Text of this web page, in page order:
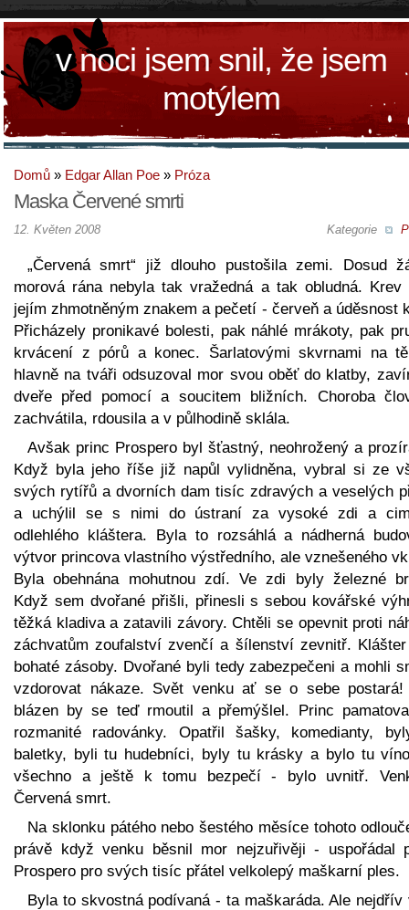
v noci jsem snil, že jsem
motýlem
Domů » Edgar Allan Poe » Próza
Maska Červené smrti
Kategorie
12. Květen 2008
„Červená smrt“ již dlouho pustošila zemi. Dosud
morová rána nebyla tak vražedná a tak obludná. Krev
jejím zhmotněným znakem a pečetí - červeň a úděsnost
Přicházely pronikavé bolesti, pak náhlé mrákoty, pak
krvácení z pórů a konec. Šarlatovými skvrnami na
hlavně na tváři odsuzoval mor svou oběť do klatby,
dveře před pomocí a soucitem bližních. Choroba
zachvátila, rdousila a v půlhodině sklála.
Avšak princ Prospero byl šťastný, neohrožený a
Když byla jeho říše již napůl vylidněna, vybral si ze
svých rytířů a dvorních dam tisíc zdravých a veselých
a uchýlil se s nimi do ústraní za vysoké zdi a
odlehlého kláštera. Byla to rozsáhlá a nádherná
výtvor princova vlastního výstředního, ale vznešeného
Byla obehnána mohutnou zdí. Ve zdi byly železné
Když sem dvořané přišli, přinesli s sebou kovářské
těžká kladiva a zatavili závory. Chtěli se opevnit proti
záchvatům zoufalství zvenčí a šílenství zevnitř.
bohaté zásoby. Dvořané byli tedy zabezpečeni a mohli
vzdorovat nákaze. Svět venku ať se o sebe postará!
blázen by se teď rmoutil a přemýšlel. Princ
rozmanité radovánky. Opatřil šašky, komedianty,
baletky, byli tu hudebníci, byly tu krásky a bylo tu
všechno a ještě k tomu bezpečí - bylo uvnitř.
Červená smrt.
Na sklonku pátého nebo šestého měsíce tohoto
právě když venku běsnil mor nejzuřivěji - uspořádal
Prospero pro svých tisíc přátel velkolepý maškarní ples.
Byla to skvostná podívaná - ta maškaráda. Ale nejdřív